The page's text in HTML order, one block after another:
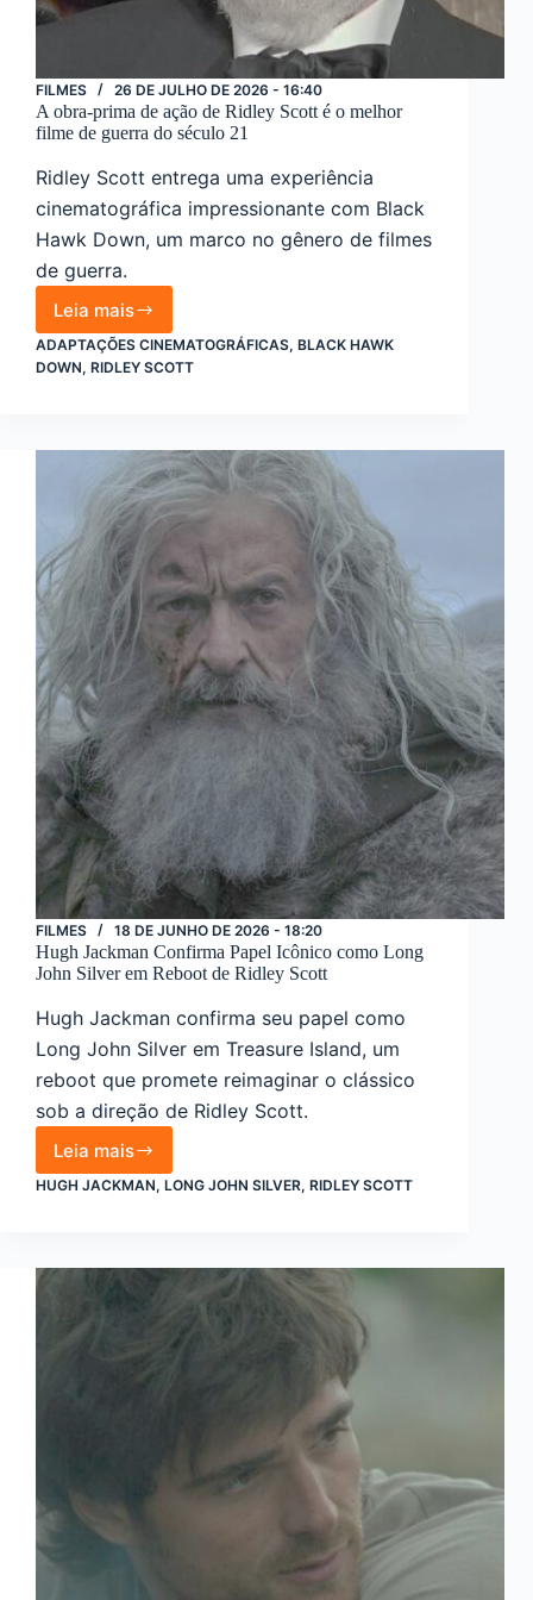
FILMES 26 DE JULHO DE 2026 - 16:40
A obra-prima de ação de Ridley Scott é o melhor
filme de guerra do século 21
Ridley Scott entrega uma experiência
cinematográfica impressionante com Black
Hawk Down, um marco no gênero de filmes
de guerra.
Leia mais
A
obra-
prima
Ridley
Scott
é
o
melhor
filme
de
guerra
do
século
21
ADAPTAÇÕES CINEMATOGRÁFICAS, BLACK HAWK
DOWN, RIDLEY SCOTT
FILMES 18 DE JUNHO DE 2026 - 18:20
Hugh Jackman Confirma Papel Icônico como Long
John Silver em Reboot de Ridley Scott
Hugh Jackman confirma seu papel como
Long John Silver em Treasure Island, um
reboot que promete reimaginar o clássico
sob a direção de Ridley Scott.
Leia mais
Hugh
Jackman
como
Long
em
HUGH JACKMAN, LONG JOHN SILVER, RIDLEY SCOTT